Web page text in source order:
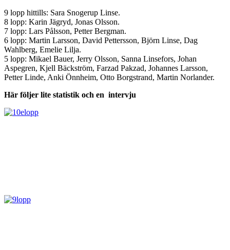
9 lopp hittills: Sara Snogerup Linse.
8 lopp: Karin Jägryd, Jonas Olsson.
7 lopp: Lars Pålsson, Petter Bergman.
6 lopp: Martin Larsson, David Pettersson, Björn Linse, Dag
Wahlberg, Emelie Lilja.
5 lopp: Mikael Bauer, Jerry Olsson, Sanna Linsefors, Johan
Aspegren, Kjell Bäckström, Farzad Pakzad, Johannes Larsson,
Petter Linde, Anki Önnheim, Otto Borgstrand, Martin Norlander.
Här följer lite statistik och en intervju